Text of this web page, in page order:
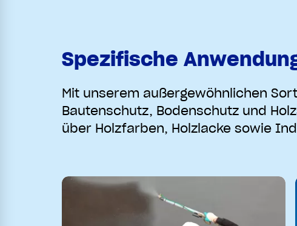
Spezifische
Mit unserem außergewöhnlichen
Bautenschutz, Bodenschutz und
über Holzfarben, Holzlacke sowie